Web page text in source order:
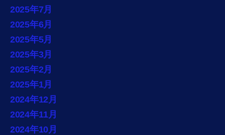
2025年7月
2025年6月
2025年5月
2025年3月
2025年2月
2025年1月
2024年12月
2024年11月
2024年10月